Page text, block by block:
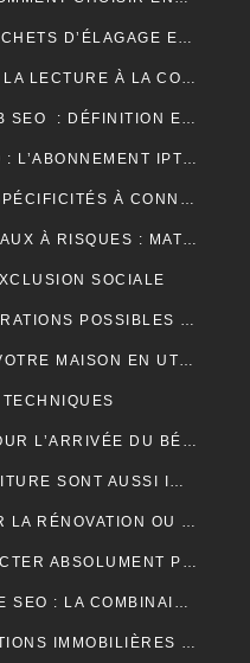
COMMENT RECYCLER LES DÉCHETS D’ÉLAGAGE ET D’ABATTAGE ?
CONTENU OPTIMISÉ SEO : DE LA LECTURE À LA CONVERSION
LE RÔLE DU RÉDACTEUR WEB SEO : DÉFINITION ET EXPLICATIONS
POURQUOI CHOISIR IPTV PRO : L’ABONNEMENT IPTV PREMIUM ULTIME
RAMONAGE DE POÊLE : LES SPÉCIFICITÉS À CONNAÎTRE
LA SÉCURITÉ DANS LES TRAVAUX À RISQUES : MATÉRIEL ET OBLIGATIONS
SOCIALE
QUELLES SONT LES CONFIGURATIONS POSSIBLES POUR UN ÉTABLI D’ATELIER PROFESSIONNEL ?
OPTIMISER L’INTIMITÉ DANS VOTRE MAISON EN UTILISANT DES VOLETS ROULANTS
PRÉPARATIFS ESSENTIELS POUR L’ARRIVÉE DU BÉBÉ
POURQUOI LES PNEUS DE VOITURE SONT AUSSI IMPORTANTS ?
QUEL BUDGET PRÉVOIR POUR LA RÉNOVATION OU LA CONSTRUCTION DE LA TOITURE ?
5 PROFESSIONNELS À CONTACTER ABSOLUMENT POUR RÉUSSIR SON MARIAGE
MAÎTRISEZ WORDPRESS ET LE SEO : LA COMBINAISON GAGNANTE POUR VOTRE SITE WEB
LES DESSOUS DES TRANSACTIONS IMMOBILIÈRES DANS LE SECTEUR HÔTELIER